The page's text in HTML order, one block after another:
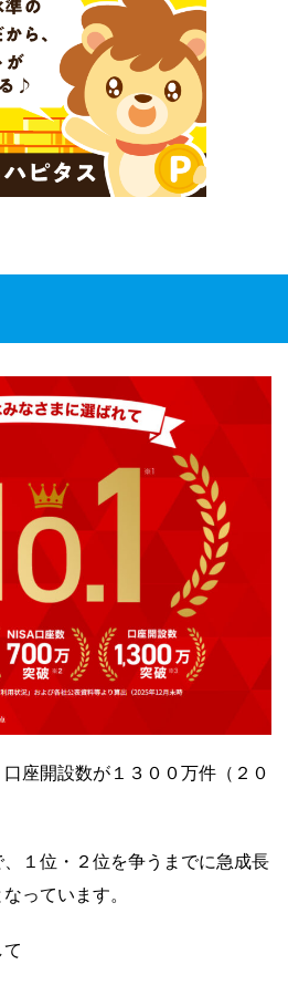
座開設数が１３ ００万件（２０
１位・２位を争うまでに急成長
っています。